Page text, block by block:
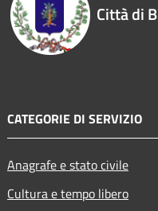
Città di
CATEGORIE DI SERVIZIO
Anagrafe e stato civile
Cultura e tempo libero